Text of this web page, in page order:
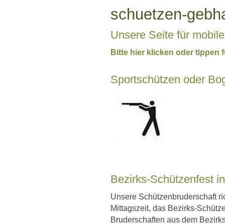
schuetzen-
Unsere Seite für
Bitte hier klicken oder tippen
Sportschützen oder
Bezirks-Schützenfest
Unsere Schützenbruderschaft
Mittagszeit, das Bezirks-
Bruderschaften aus dem